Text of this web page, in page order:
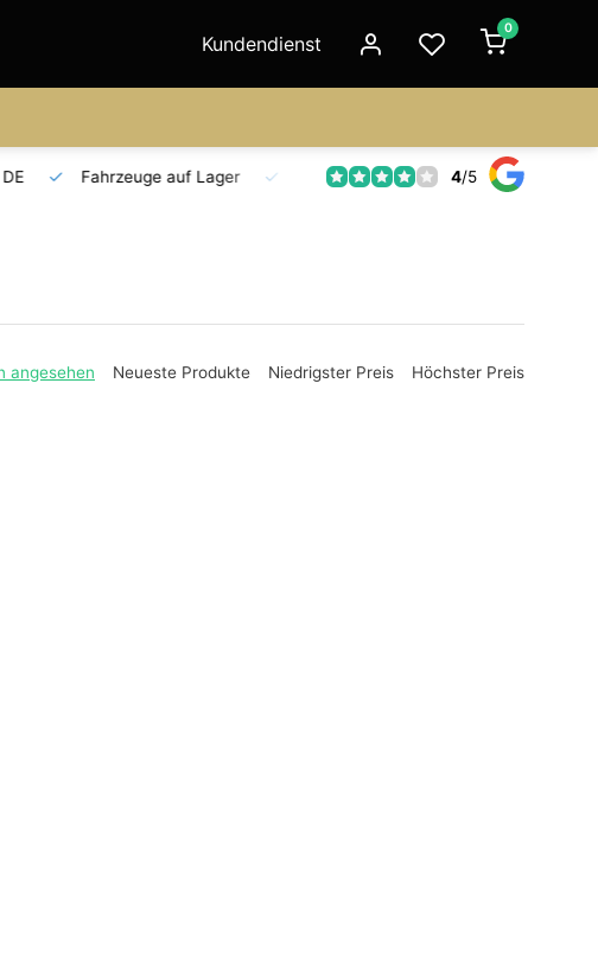
Kundendienst
0
Fahrzeuge auf Lager Ersatzteilversorgung Seit 18
4/5
angesehen Neueste Produkte Niedrigster Preis Höchster Preis